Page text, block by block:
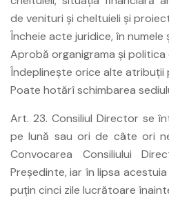
de venituri şi cheltuieli şi
Încheie acte juridice, în numele
Aprobă organigrama şi politica
Îndeplineşte orice alte atribuţii
Poate hotărî schimbarea
Art. 23. Consiliul Director se
pe lună sau ori de câte ori
Convocarea Consiliului
Preşedinte, iar în lipsa
puţin cinci zile lucrătoare